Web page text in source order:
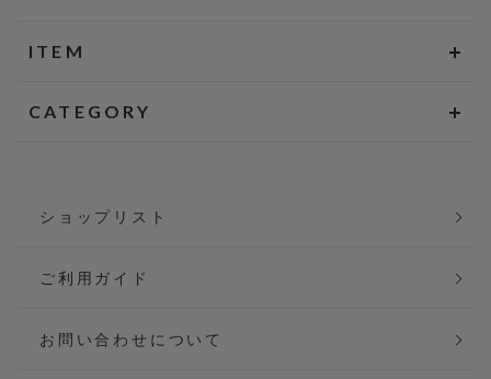
ITEM
CATEGORY
ショップリスト
ご利用ガイド
お問い合わせについて